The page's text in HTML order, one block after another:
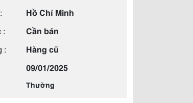
Hồ Chí Minh
:
Cần bán
:
Hàng cũ
09/01/2025
Thường